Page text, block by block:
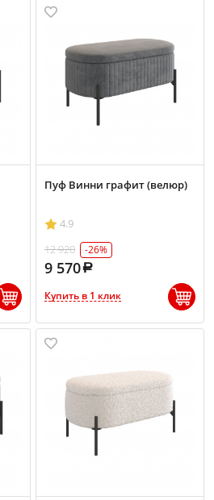
Пуф Винни графит (велюр)
4.9
12 920
-26%
9 570
Купить в 1 клик